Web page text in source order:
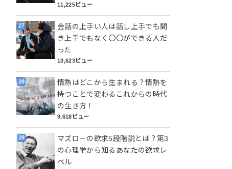
11,225ビュー
会話の上手い人は話し上手でも聞
き上手でもなく〇〇ができる人だ
った
10,623ビュー
情熱はどこから生まれる？情熱を
持つことで変わるこれからの時代
の生き方！
9,618ビュー
マズローの欲求5段階説とは？第3
の心理学から知るあなたの欲求レ
ベル